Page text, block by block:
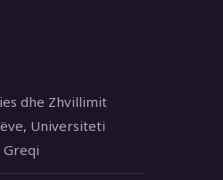
dhe Zhvillimit
Universiteti
Greqi